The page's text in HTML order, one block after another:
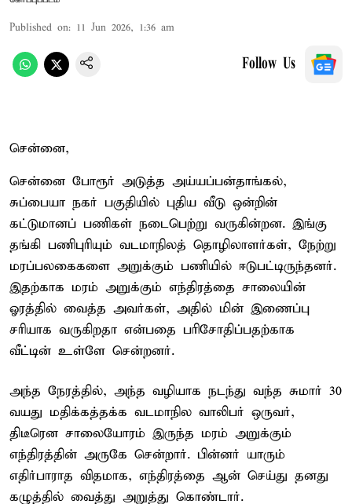
Published on: 11 Jun 2026, 1:36 am
Follow Us
சென்னை,
சென்னை போரூர் அடுத்த அய்யப்பன்தாங்கல்,
சுப்பையா நகர் பகுதியில் புதிய வீடு ஒன்றின்
கட்டுமானப் பணிகள் நடைபெற்று வருகின்றன. இங்கு
தங்கி பணிபுரியும் வடமாநிலத் தொழிலாளர்கள், நேற்று
மரப்பலகைகளை அறுக்கும் பணியில் ஈடுபட்டிருந்தனர்.
இதற்காக மரம் அறுக்கும் எந்திரத்தை சாலையின்
ஓரத்தில் வைத்த அவர்கள், அதில் மின் இணைப்பு
சரியாக வருகிறதா என்பதை பரிசோதிப்பதற்காக
வீட்டின் உள்ளே சென்றனர்.
அந்த நேரத்தில், அந்த வழியாக நடந்து வந்த சுமார் 30
வயது மதிக்கத்தக்க வடமாநில வாலிபர் ஒருவர்,
திடீரென சாலையோரம் இருந்த மரம் அறுக்கும்
எந்திரத்தின் அருகே சென்றார். பின்னர் யாரும்
எதிர்பாராத விதமாக, எந்திரத்தை ஆன் செய்து தனது
கழுத்தில் வைத்து அறுத்து கொண்டார்.